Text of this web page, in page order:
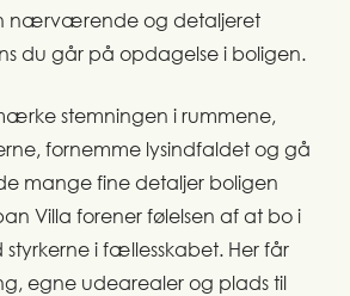
nærværende og detaljeret
du går på opdagelse i boligen.
stemningen i rummene,
fornemme lysindfaldet og gå
mange fine detaljer boligen
Villa forener følelsen af at bo i
styrkerne i fællesskabet. Her får
egne udearealer og plads til